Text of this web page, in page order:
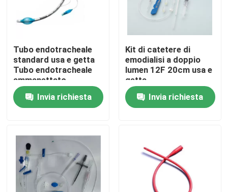
Visita alla fabbrica
Controllo della qualità
Contattaci
Maschera di ossigeno medica
Maschera di ossigeno Venturi
Tubo endotracheale
standard usa e getta
Tubo endotracheale
ammanettato
Invia richiesta
Kit di catetere di
emodialisi a doppio
lumen 12F 20cm usa e
getta
Invia richiesta